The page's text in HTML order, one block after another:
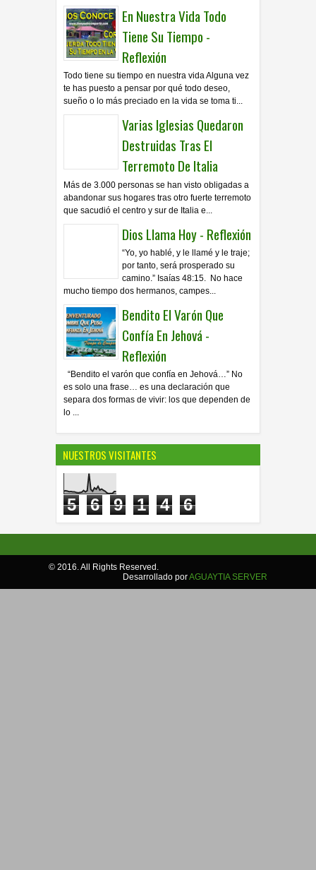
En Nuestra Vida Todo
Tiene Su Tiempo -
Reflexión
Todo tiene su tiempo en nuestra vida Alguna vez
te has puesto a pensar por qué todo deseo,
sueño o lo más preciado en la vida se toma ti...
Varias Iglesias Quedaron
Destruidas Tras El
Terremoto De Italia
Más de 3.000 personas se han visto obligadas a
abandonar sus hogares tras otro fuerte terremoto
que sacudió el centro y sur de Italia e...
Dios Llama Hoy - Reflexión
“Yo, yo hablé, y le llamé y le traje;
por tanto, será prosperado su
camino.” Isaías 48:15. No hace
mucho tiempo dos hermanos, campes...
Bendito El Varón Que
Confía En Jehová -
Reflexión
“Bendito el varón que confía en Jehová…” No
es solo una frase… es una declaración que
separa dos formas de vivir: los que dependen de
lo ...
NUESTROS VISITANTES
5 6 9 1 4 6
© 2016. All Rights Reserved.
Desarrollado porAGUAYTIA SERVER